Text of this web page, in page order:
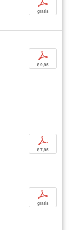
p
gratis
p
€ 9,95
p
€ 7,95
p
gratis